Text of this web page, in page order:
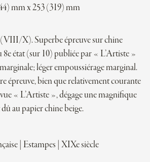
mm x 253 (319) mm
X). Superbe épreuve sur chine
état (sur 10) publiée par « L’Artiste »
léger empoussiérage marginal.
épreuve, bien que relativement courante
« L’Artiste », dégage une magnifique
au papier chine beige.
Estampes XIXe siècle